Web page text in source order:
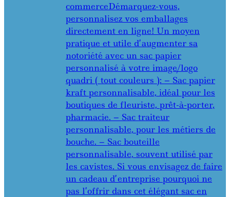
commerceDémarquez-vous,
personnalisez vos emballages
directement en ligne! Un moyen
pratique et utile d’augmenter sa
notoriété avec un sac papier
personnalisé à votre image/logo
quadri ( tout couleurs ): – Sac papier
kraft personnalisable, idéal pour les
boutiques de fleuriste, prêt-à-porter,
pharmacie. – Sac traiteur
personnalisable, pour les métiers de
bouche. – Sac bouteille
personnalisable, souvent utilisé par
les cavistes. Si vous envisagez de faire
un cadeau d’entreprise pourquoi ne
pas l’offrir dans cet élégant sac en